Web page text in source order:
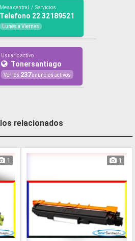
Mesa central / Servicios
Telefono 22 32189521
Lunes a Viernes
Usuario activo
Tonersantiago
Ver los 237anuncios activos
relacionados
1 1